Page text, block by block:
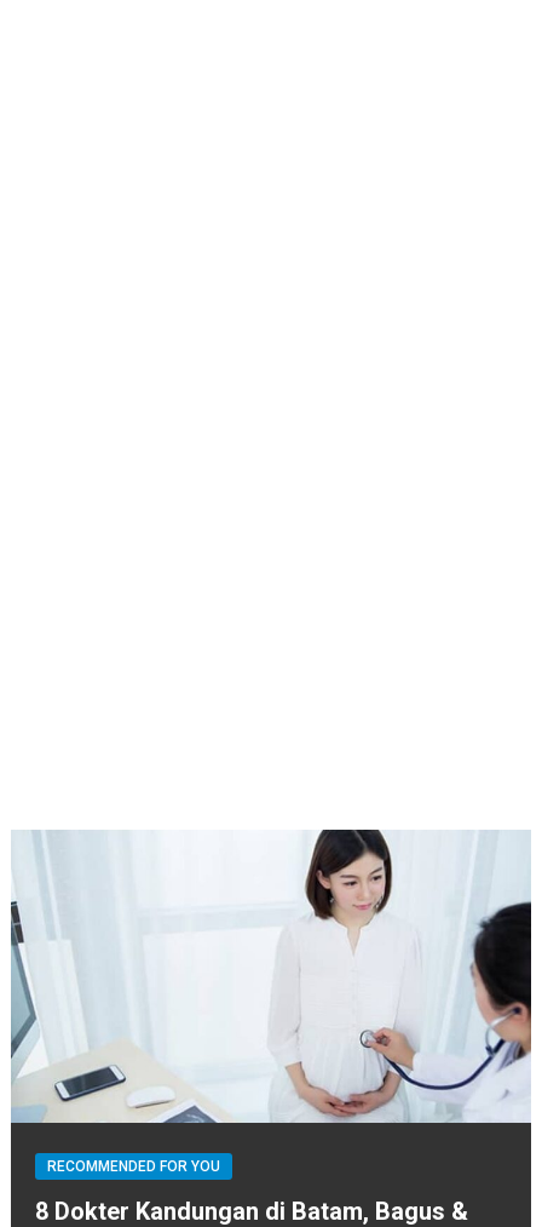
RECOMMENDED FOR YOU
8 Dokter Kandungan di Batam, Bagus &